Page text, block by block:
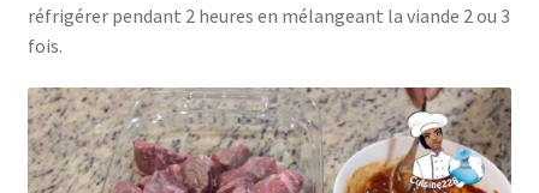
réfrigérer pendant 2 heures en mélangeant la viande 2 ou 3
fois.